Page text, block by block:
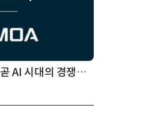
체계화 된 데이터가 곧 AI 시대의 경쟁력이다